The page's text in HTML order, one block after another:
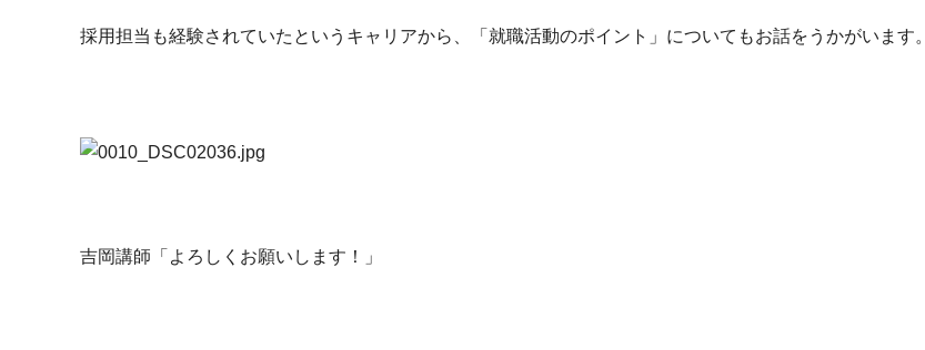
採用担当も経験されていたというキャリアから、 「就職活動のポイント」についてもお話をうかがいます。
吉岡講師「よろしくお願いします！」